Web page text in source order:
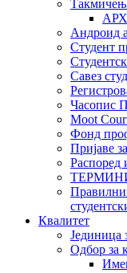
Андроид
Студент
Савез
Часопис
Moot
Фонд
Пријаве
Распоред
Квалитет
Јединица
Одбор за